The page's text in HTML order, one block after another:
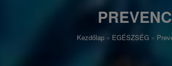
Kezdőlap EGÉSZSÉG